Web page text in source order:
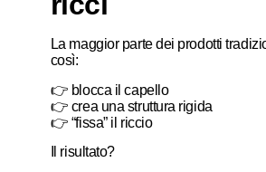
La maggior parte dei prodotti
così:
👉 blocca il capello
👉 crea una struttura rigida
👉 “fissa” il riccio
Il risultato?